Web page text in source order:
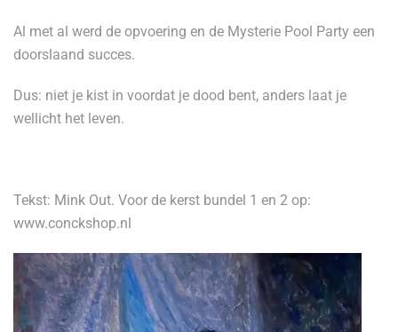
Al met al werd de opvoering en de Mysterie Pool Party een
doorslaand succes.
Dus: niet je kist in voordat je dood bent, anders laat je
wellicht het leven.
Tekst: Mink Out. Voor de kerst bundel 1 en 2 op:
www.conckshop.nl